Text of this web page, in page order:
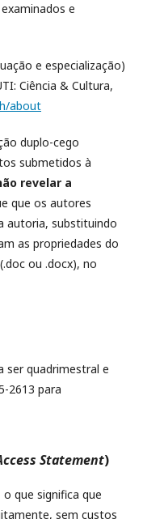
e
e especialização)
Ciência & Cultura,
about
duplo-cego
submetidos à
revelar a
que os autores
autoria, substituindo
as propriedades do
ou .docx), no
ser quadrimestral e
2613 para
Statement)
que significa que
sem custos